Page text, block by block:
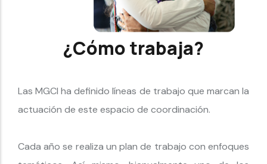
¿Cómo trabaja?
Las MGCI ha definido líneas de trabajo que marcan la
actuación de este espacio de coordinación.
Cada año se realiza un plan de trabajo con enfoques